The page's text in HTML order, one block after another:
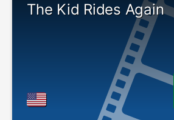
The Kid Rides Again